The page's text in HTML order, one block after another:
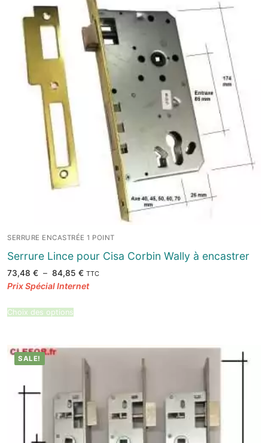
SERRURE ENCASTRÉE 1 POINT
Serrure Lince pour Cisa Corbin Wally à encastrer
73,48 € – 84,85 €Plage
prix :
TTC
Choix des options
SALE!